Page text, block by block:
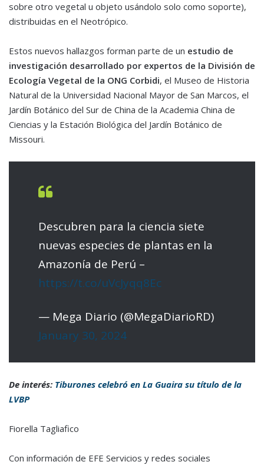
sobre otro vegetal u objeto usándolo solo como soporte),
distribuidas en el Neotrópico.
Estos nuevos hallazgos forman parte de un estudio de
investigación desarrollado por expertos de la División de
Ecología Vegetal de la ONG Corbidi, el Museo de Historia
Natural de la Universidad Nacional Mayor de San Marcos, el
Jardín Botánico del Sur de China de la Academia China de
Ciencias y la Estación Biológica del Jardín Botánico de
Missouri.
Descubren para la ciencia siete
nuevas especies de plantas en la
Amazonía de Perú –
https://t.co/uVcJyqq8Ec
— Mega Diario (@MegaDiarioRD)
January 30, 2024
De interés: Tiburones celebró en La Guaira su título de la
LVBP
Fiorella Tagliafico
Con información de EFE Servicios y redes sociales